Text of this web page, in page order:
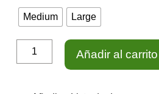
Medium Large
Copa
Vidrio
Negre
Añadir al carrito